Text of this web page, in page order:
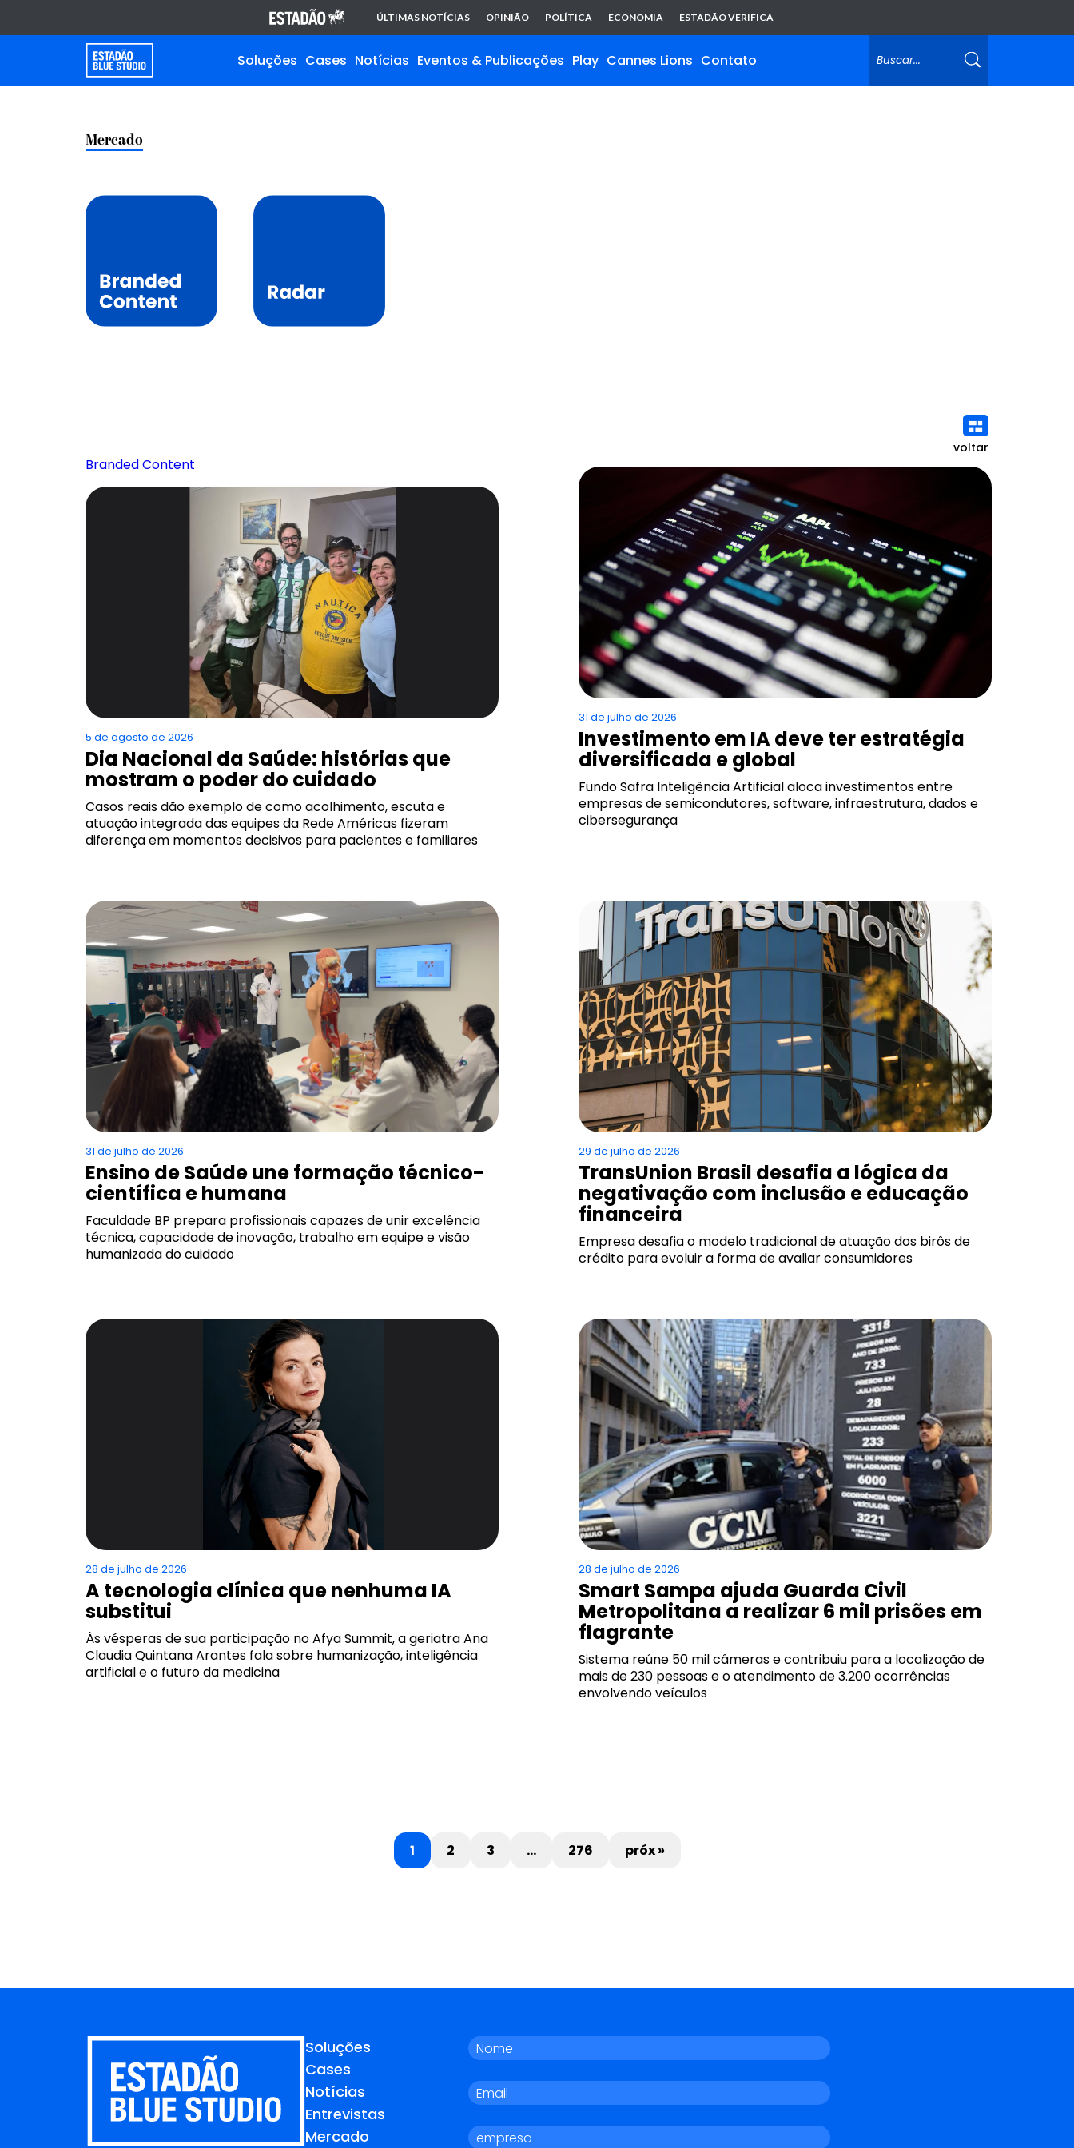
ÚLTIMAS NOTÍCIAS OPINIÃO POLÍTICA ECONOMIA ESTADÃO VERIFICA
Soluções Cases Notícias Eventos & Publicações Play Cannes Lions Contato
Mercado
voltar
Branded Content
5 de agosto de 2026
Dia Nacional da Saúde: histórias que
mostram o poder do cuidado
Casos reais dão exemplo de como acolhimento, escuta e
atuação integrada das equipes da Rede Américas fizeram
diferença em momentos decisivos para pacientes e familiares
31 de julho de 2026
Investimento em IA deve ter estratégia
diversificada e global
Fundo Safra Inteligência Artificial aloca investimentos entre
empresas de semicondutores, software, infraestrutura, dados e
cibersegurança
31 de julho de 2026
Ensino de Saúde une formação técnico-
científica e humana
Faculdade BP prepara profissionais capazes de unir excelência
técnica, capacidade de inovação, trabalho em equipe e visão
humanizada do cuidado
29 de julho de 2026
TransUnion Brasil desafia a lógica da
negativação com inclusão e educação
financeira
Empresa desafia o modelo tradicional de atuação dos birôs de
crédito para evoluir a forma de avaliar consumidores
28 de julho de 2026
A tecnologia clínica que nenhuma IA
substitui
Às vésperas de sua participação no Afya Summit, a geriatra Ana
Claudia Quintana Arantes fala sobre humanização, inteligência
artificial e o futuro da medicina
28 de julho de 2026
Smart Sampa ajuda Guarda Civil
Metropolitana a realizar 6 mil prisões em
flagrante
Sistema reúne 50 mil câmeras e contribuiu para a localização de
mais de 230 pessoas e o atendimento de 3.200 ocorrências
envolvendo veículos
1 2 3 … 276 próx »
Soluções
Cases
Notícias
Entrevistas
Mercado